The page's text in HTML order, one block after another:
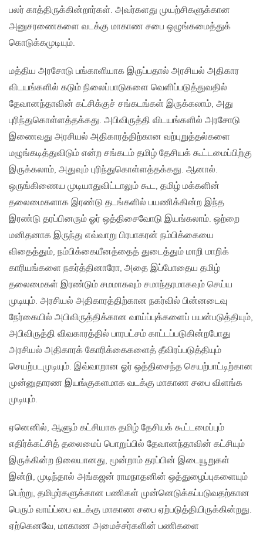
பலர் காத்திருக்கின்றார்கள். அவர்களது முயற்சிகளுக்கான
அனுசரணைகளை வடக்கு மாகாண சபை ஒழுங்கமைத்துக்
கொடுக்கமுடியும்.
மத்திய அரசோடு பங்காளியாக இருப்பதால் அரசியல் அதிகார
விடயங்களில் கடும் நிலைப்பாடுகளை வெளிப்படுத்துவதில்
தேவானந்தாவின் கட்சிக்குச் சங்கடங்கள் இருக்கலாம், அது
புரிந்துகொள்ளத்தக்கது. அபிவிருத்தி விடயங்களில் அரசோடு
இணைவது அரசியல் அதிகாரத்திற்கான வற்புறுத்தல்களை
மழுங்கடித்துவிடும் என்ற சங்கடம் தமிழ் தேசியக் கூட்டமைப்பிற்கு
இருக்கலாம், அதுவும் புரிந்துகொள்ளத்தக்கது. ஆனால்.
ஒருங்கிணைய முடியாதுவிட்டாலும் கூட, தமிழ் மக்களின்
தலைமைகளாக இரண்டு தடங்களில் பயணிக்கின்ற இந்த
இரண்டு தரப்பினரும் ஓர் ஒத்திசைவோடு இயங்கலாம். ஒற்றை
மனிதனாக இருந்து எவ்வாறு பிரபாகரன் நம்பிக்கையை
விதைத்தும், நம்பிக்கையீனத்தைத் துடைத்தும் மாறி மாறிக்
காரியங்களை நகர்த்தினாரோ, அதை இப்போதைய தமிழ்
தலைமைகள் இரண்டும் சமமாகவும் சமாந்தரமாகவும் செய்ய
முடியும். அரசியல் அதிகாரத்திற்கான நகர்வில் பின்னடைவு
நேர்கையில் அபிவிருத்திக்கான வாய்ப்புக்களைப் பயன்படுத்தியும்,
அபிவிருத்தி விவகாரத்தில் பாரபட்சம் காட்டப்படுகின்றபோது
அரசியல் அதிகாரக் கோரிக்கைகளைத் தீவிரப்படுத்தியும்
செயற்படமுடியும். இவ்வாறான ஓர் ஒத்திசைந்த செயற்பாட்டிற்கான
முன்னுதாரண இயங்குகளமாக வடக்கு மாகாண சபை விளங்க
முடியும்.
ஏனெனில், ஆளும் கட்சியாக தமிழ் தேசியக் கூட்டமைப்பும்
எதிர்க்கட்சித் தலைமைப் பொறுப்பில் தேவானந்தாவின் கட்சியும்
இருக்கின்ற நிலையானது, மூன்றாம் தரப்பின் இடையூறுகள்
இன்றி, முடிந்தால் அங்கஜன் ராமநாதனின் ஒத்துழைப்புகளையும்
பெற்று, தமிழர்களுக்கான பணிகள் முன்னெடுக்கப்படுவதற்கான
பெரும் வாய்ப்பை வடக்கு மாகாண சபை ஏற்படுத்தியிருக்கின்றது.
ஏற்கெனவே, மாகாண அமைச்சர்களின் பணிகளை